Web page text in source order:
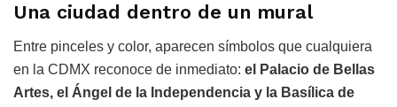
Una ciudad dentro de un mural
Entre pinceles y color, aparecen símbolos que cualquiera
en la CDMX reconoce de inmediato: el Palacio de Bellas
Artes, el Ángel de la Independencia y la Basílica de